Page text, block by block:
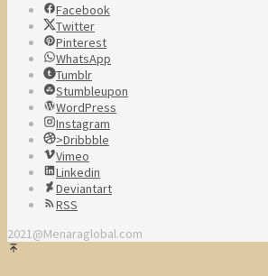
Facebook
Twitter
Pinterest
WhatsApp
Tumblr
Stumbleupon
WordPress
Instagram
>Dribbble
Vimeo
Linkedin
Deviantart
RSS
2021@Menaraglobal.com